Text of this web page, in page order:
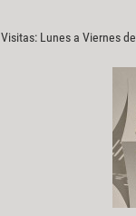
Visitas: Lunes a Viernes